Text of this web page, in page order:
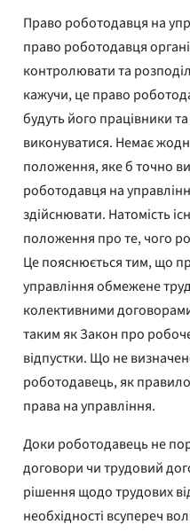
Право роботодавця на
право роботодавця
контролювати та
кажучи, це право
будуть його працівники
виконуватися. Немає
положення, яке б точно
роботодавця на
здійснювати. Натомість
положення про те, чого
Це пояснюється тим, що
управління обмежене
колективними
таким як Закон про
відпустки. Що не
роботодавець, як
права на управління.
Доки роботодавець не
договори чи трудовий
рішення щодо трудових
необхідності всупереч